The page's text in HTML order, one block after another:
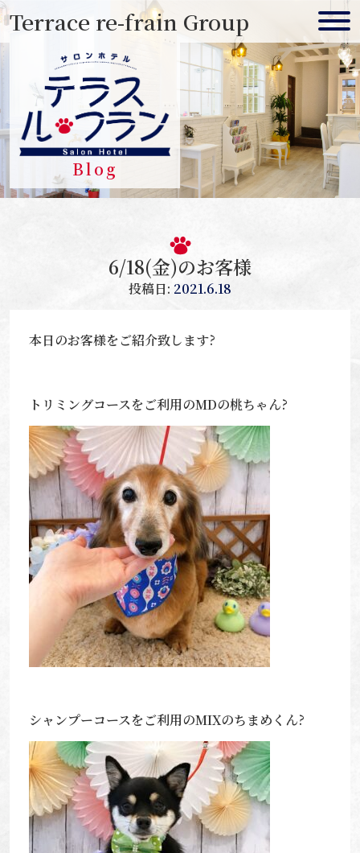
Skip
content
Terrace re-frain Group
Blog
6/18(金)のお客様
投稿日: 2021.6.18
本日のお客様をご紹介致します?
トリミングコースをご利用のMDの桃ちゃん?
シャンプーコースをご利用のMIXのちまめくん?